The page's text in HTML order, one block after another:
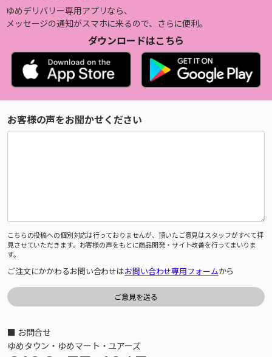
ゆめデリバリー専用アプリなら、
メッセージの通知がスマホに来るので、さらに便利。
ダウンロードはこちら
お客様の声をお聞かせください
こちらの投稿への個別対応は行っておりませんが、頂いたご意見はスタッフがすべて拝
見させていただきます。お客様の声をもとに商品開発・サイト改善を行ってまいりま
す。
ご注文にかかわるお問い合わせはお問い合わせ専用フォームから
■ お問合せ
ゆめタウン・ゆめマート・ユアーズ